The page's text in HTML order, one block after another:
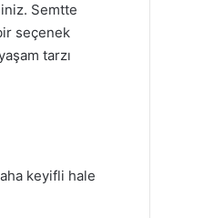
Semtte
seçenek
tarzı
keyifli hale